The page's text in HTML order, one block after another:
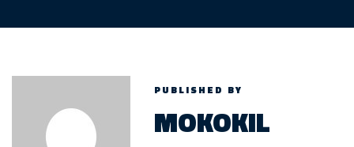
PUBLISHED BY
MOKOKIL